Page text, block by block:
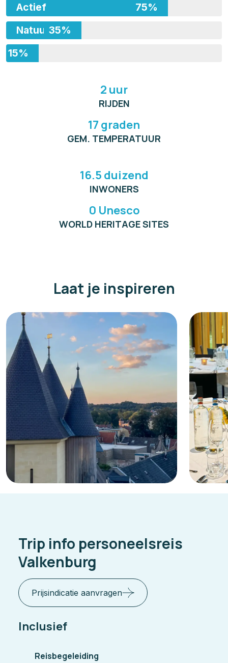
Actief
75%
Natuur35%
Avontuur
15%
2 uur
RIJDEN
17 graden
GEM. TEMPERATUUR
16.5 duizend
INWONERS
0 Unesco
WORLD HERITAGE SITES
Laat je inspireren
Trip info personeelsreis
Valkenburg
Prijsindicatie aanvragen
Inclusief
Reisbegeleiding